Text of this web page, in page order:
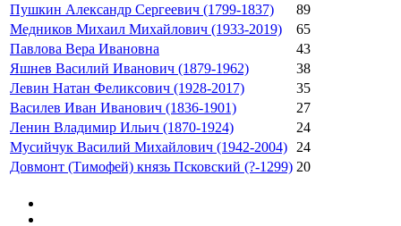
Пушкин Александр Сергеевич (1799-1837)
89
Медников Михаил Михайлович (1933-2019)
65
Павлова Вера Ивановна
43
Яшнев Василий Иванович (1879-1962)
38
Левин Натан Феликсович (1928-2017)
35
Василев Иван Иванович (1836-1901)
27
Ленин Владимир Ильич (1870-1924)
24
Мусийчук Василий Михайлович (1942-2004)
24
Довмонт (Тимофей) князь Псковский (?-1299) 20